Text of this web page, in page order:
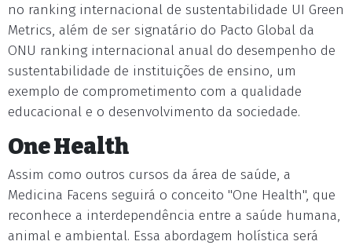
no ranking internacional de sustentabilidade UI Green
Metrics, além de ser signatário do Pacto Global da
ONU ranking internacional anual do desempenho de
sustentabilidade de instituições de ensino, um
exemplo de comprometimento com a qualidade
educacional e o desenvolvimento da sociedade.
One Health
Assim como outros cursos da área de saúde, a
Medicina Facens seguirá o conceito "One Health", que
reconhece a interdependência entre a saúde humana,
animal e ambiental. Essa abordagem holística será